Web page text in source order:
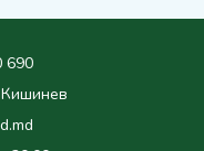
690
Кишинев